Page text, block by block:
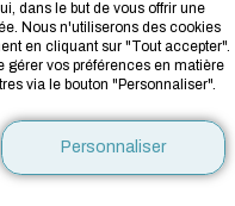
dans le but de vous offrir une
Nous n'utiliserons des cookies
en cliquant sur "Tout accepter".
gérer vos préférences en matière
via le bouton "Personnaliser".
Personnaliser